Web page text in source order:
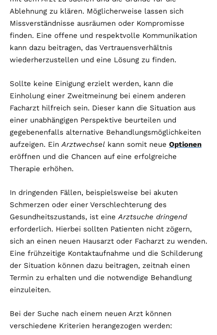
Ablehnung zu klären. Möglicherweise lassen sich
Missverständnisse ausräumen oder Kompromisse
finden. Eine offene und respektvolle Kommunikation
kann dazu beitragen, das Vertrauensverhältnis
wiederherzustellen und eine Lösung zu finden.
Sollte keine Einigung erzielt werden, kann die
Einholung einer Zweitmeinung bei einem anderen
Facharzt hilfreich sein. Dieser kann die Situation aus
einer unabhängigen Perspektive beurteilen und
gegebenenfalls alternative Behandlungsmöglichkeiten
aufzeigen. EinArztwechsel kann somit neue Optionen
eröffnen und die Chancen auf eine erfolgreiche
Therapie erhöhen.
In dringenden Fällen, beispielsweise bei akuten
Schmerzen oder einer Verschlechterung des
Gesundheitszustands, ist eineArztsuche dringend
erforderlich. Hierbei sollten Patienten nicht zögern,
sich an einen neuen Hausarzt oder Facharzt zu wenden.
Eine frühzeitige Kontaktaufnahme und die Schilderung
der Situation können dazu beitragen, zeitnah einen
Termin zu erhalten und die notwendige Behandlung
einzuleiten.
Bei der Suche nach einem neuen Arzt können
verschiedene Kriterien herangezogen werden: